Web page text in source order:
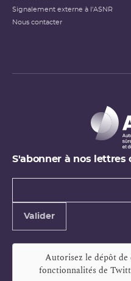
Signalement externe à l'ASNR
Nous contacter
S'abonner à nos lettres
Types de
Valider
Autorisez le dépôt de
fonctionnalités de